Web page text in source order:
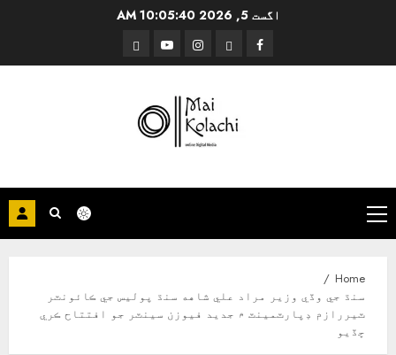
اگست 5, 2026 10:05:41 AM
Facebook
Instagram
YouTube
Threads
Primary
Menu
Home
سنڌ جي وڏي وزير مراد علي شاهه سنڌ پوليس جي ڪائونٽر
ٽيررازم ڊپارٽمينٽ ۾ جديد فيوزن سينٽر جو افتتاح ڪري
ڇڏيو